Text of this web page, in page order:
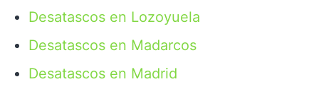
Desatascos en Lozoyuela
Desatascos en Madarcos
Desatascos en Madrid